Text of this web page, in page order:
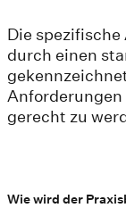
Die
durch einen
Anforderungen
gerecht zu
Wie wird der